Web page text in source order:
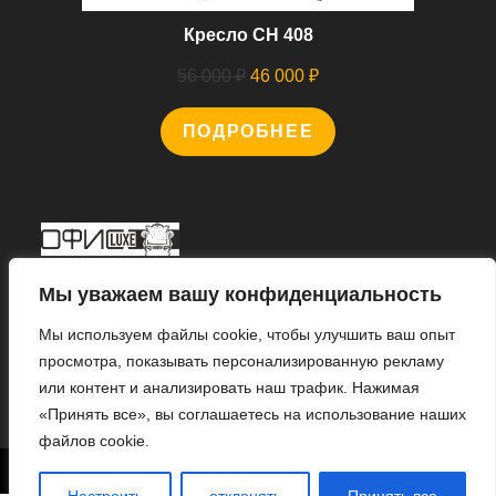
Мы уважаем вашу конфиденциальность
Мы используем файлы cookie, чтобы улучшить ваш опыт
просмотра, показывать персонализированную рекламу
или контент и анализировать наш трафик. Нажимая
«Принять все», вы соглашаетесь на использование наших
файлов cookie.
Кресло CH 408
56 000₽ Первоначальная
цена
составляла
46 000 ₽Текущая
46
ПОДРОБНЕЕ
Откроется
в
новой
© 2022 «ИНТЕРНЕТ МАГАЗИН «ОФИС ЛЮКС».